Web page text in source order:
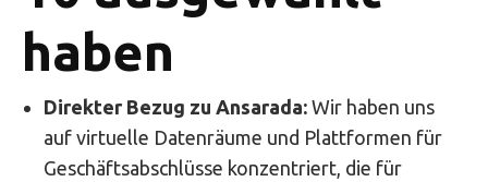
haben
Direkter Bezug zu Ansarada: Wir haben uns
auf virtuelle Datenräume und Plattformen für
Geschäftsabschlüsse konzentriert, die für